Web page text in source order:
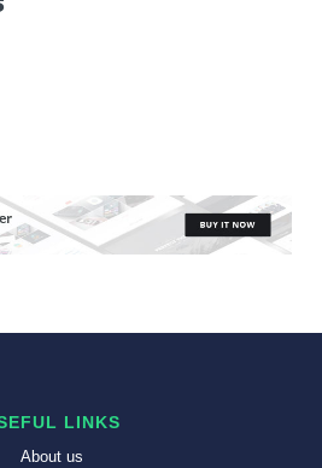
LINKS
About us